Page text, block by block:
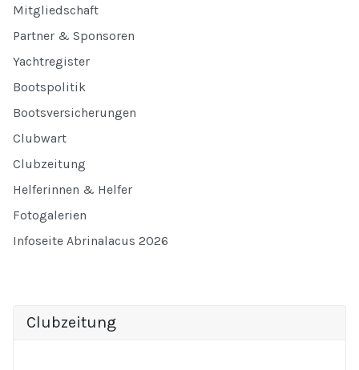
Mitgliedschaft
Partner & Sponsoren
Yachtregister
Bootspolitik
Bootsversicherungen
Clubwart
Clubzeitung
Helferinnen & Helfer
Fotogalerien
Infoseite Abrinalacus 2026
Clubzeitung